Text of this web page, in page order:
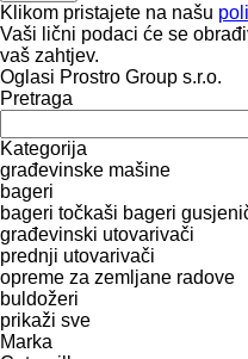
Klikom pristajete na našu
Vaši lični podaci će se
vaš zahtjev.
Oglasi Prostro Group s.r.o.
Pretraga
Kategorija
građevinske mašine
bageri
bageri točkaši bageri
građevinski utovarivači
prednji utovarivači
opreme za zemljane radove
buldožeri
prikaži sve
Marka